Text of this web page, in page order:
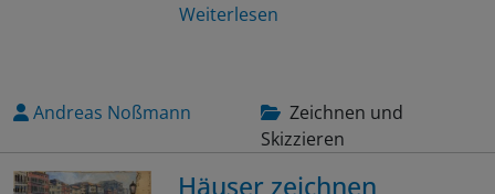
Weiterlesen
Andreas Noßmann
Zeichnen und
Skizzieren
Häuser zeichnen